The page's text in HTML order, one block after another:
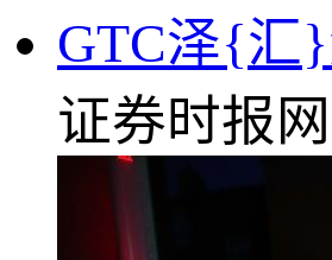
GTC泽{汇
证券时报网